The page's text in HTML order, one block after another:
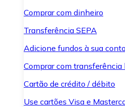
Comprar com dinheiro
Transferência SEPA
Adicione fundos à sua
Comprar com transferência
Cartão de crédito / débito
Use cartões Visa e